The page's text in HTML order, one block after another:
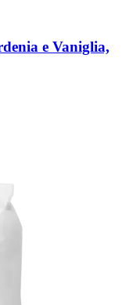
e Vaniglia,